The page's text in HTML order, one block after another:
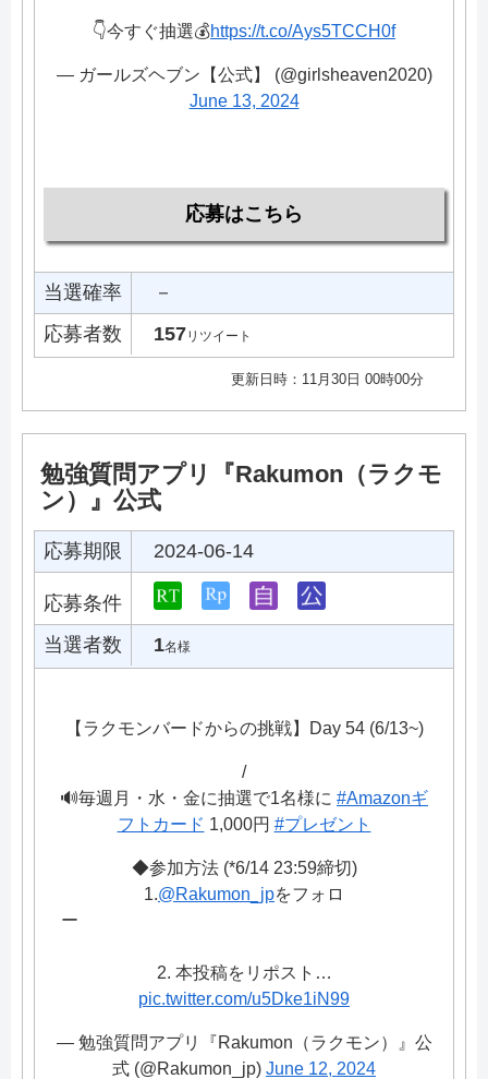
👇今すぐ抽選💰https://t.co/Ays5TCCH0f
— ガールズヘブン【公式】 (@girlsheaven2020)
June 13, 2024
応募はこちら
当選確率
－
応募者数
157リツイート
更新日時：11月30日 00時00分
勉強質問アプリ『Rakumon（ラクモ
ン）』公式
応募期限 2024-06-14
応募条件
当選者数
1名様
【ラクモンバードからの挑戦】Day 54 (6/13~)
/
🔊毎週月・水・金に抽選で1名様に #Amazonギ
フトカード 1,000円 #プレゼント
◆参加方法 (*6/14 23:59締切)
1.@Rakumon_jpをフォロ
ー
2. 本投稿をリポスト…
pic.twitter.com/u5Dke1iN99
— 勉強質問アプリ『Rakumon（ラクモン）』公
式 (@Rakumon_jp) June 12, 2024